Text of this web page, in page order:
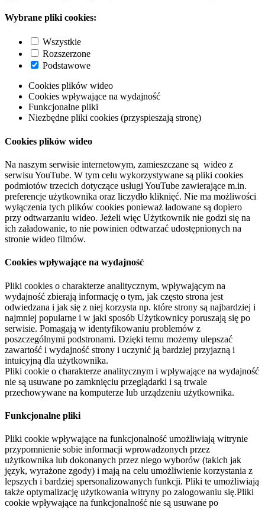
Wybrane pliki cookies:
Wszystkie
Rozszerzone
Podstawowe
Cookies plików wideo
Cookies wpływające na wydajność
Funkcjonalne pliki
Niezbędne pliki cookies (przyspieszają stronę)
Cookies plików wideo
Na naszym serwisie internetowym, zamieszczane są wideo z
serwisu YouTube. W tym celu wykorzystywane są pliki cookies
podmiotów trzecich dotyczące usługi YouTube zawierające m.in.
preferencje użytkownika oraz liczydło kliknięć. Nie ma możliwości
wyłączenia tych plików cookies ponieważ ładowane są dopiero
przy odtwarzaniu wideo. Jeżeli więc Użytkownik nie godzi się na
ich załadowanie, to nie powinien odtwarzać udostępnionych na
stronie wideo filmów.
Cookies wpływające na wydajność
Pliki cookies o charakterze analitycznym, wpływającym na
wydajność zbierają informację o tym, jak często strona jest
odwiedzana i jak się z niej korzysta np. które strony są najbardziej i
najmniej popularne i w jaki sposób Użytkownicy poruszają się po
serwisie. Pomagają w identyfikowaniu problemów z
poszczególnymi podstronami. Dzięki temu możemy ulepszać
zawartość i wydajność strony i uczynić ją bardziej przyjazną i
intuicyjną dla użytkownika.
Pliki cookie o charakterze analitycznym i wpływające na wydajność
nie są usuwane po zamknięciu przeglądarki i są trwale
przechowywane na komputerze lub urządzeniu użytkownika.
Funkcjonalne pliki
Pliki cookie wpływające na funkcjonalność umożliwiają witrynie
przypomnienie sobie informacji wprowadzonych przez
użytkownika lub dokonanych przez niego wyborów (takich jak
język, wyrażone zgody) i mają na celu umożliwienie korzystania z
lepszych i bardziej spersonalizowanych funkcji. Pliki te umożliwiają
także optymalizację użytkowania witryny po zalogowaniu się.Pliki
cookie wpływające na funkcjonalność nie są usuwane po